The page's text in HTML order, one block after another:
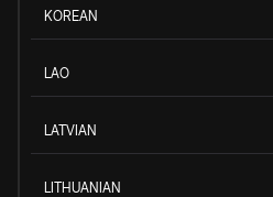
KOREAN
LAO
LATVIAN
LITHUANIAN